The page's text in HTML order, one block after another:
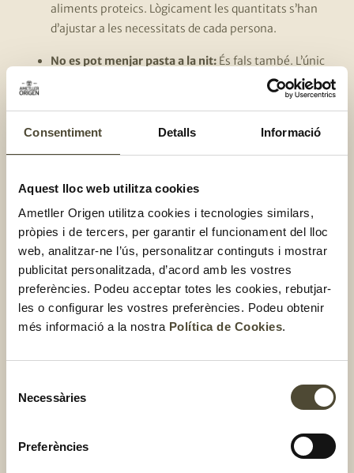
Consentiment Detalls Informació
Aquest lloc web utilitza cookies
Ametller Origen utilitza cookies i tecnologies similars,
pròpies i de tercers, per garantir el funcionament del lloc
web, analitzar-ne l’ús, personalitzar continguts i mostrar
publicitat personalitzada, d’acord amb les vostres
preferències. Podeu acceptar totes les cookies, rebutjar-
les o configurar les vostres preferències. Podeu obtenir
més informació a la nostra Política de Cookies.
Necessàries
Preferències
aliments proteics. Lògicament les quantitats s’han
d’ajustar a les necessitats de cada persona.
No es pot menjar pasta a la nit: És fals també. L’únic
que has de tenir en compte és la quantitat, que ha de
ser menor que, per exemple, la pasta que menjaries al
metabolisme es va alentint al llarg del dia i, a la nit les
necessitats energètiques són menors i, per tant, no
perquè descansem al sofà o anem a dormir, per tant,
la quantitat d’hidrats de carboni que el cos necessita
és menor.
La pasta integral és més saludable que la blanca:
Això es deu al fet que la pasta integral té major
quantitat de fibra, així com minerals i vitamines. En el
s’han perdut la fibra, les vitamines i els minerals.
Encara que es tracta d’una pràctica que la majoria
fem, no és necessari afegir oli a l’aigua amb la pasta.